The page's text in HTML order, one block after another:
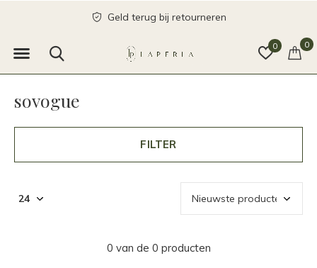
0 0
Geld terug bij retourneren
sovogue
FILTER
0 van de 0 producten